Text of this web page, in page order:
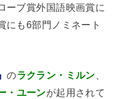
ーブ賞外国語映画賞に
にも6部門ノミネート
のラクラン・ミルン
・ユーンが起用されて